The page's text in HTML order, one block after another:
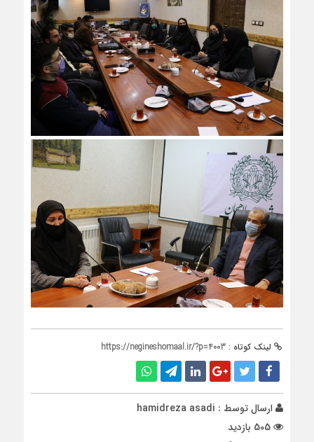
لینک کوتاه : https://negineshomaal.ir/?p=4003
ارسال توسط : hamidreza asadi